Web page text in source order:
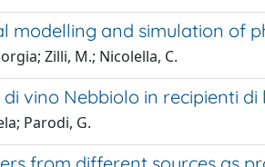
modelling and simulation of
Zilli, M.; Nicolella, C.
vino Nebbiolo in recipienti
Parodi, G.